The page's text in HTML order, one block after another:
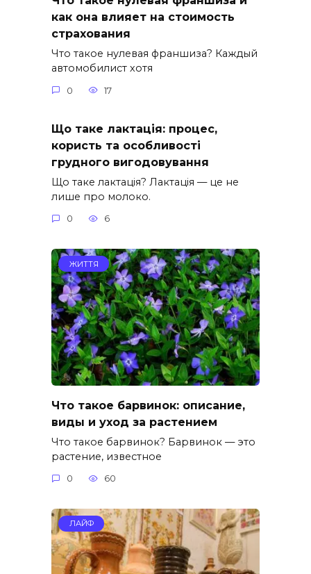
как она влияет на стоимость
страхования
Что такое нулевая франшиза? Каждый
автомобилист хотя
0 17
Що таке лактація: процес,
користь та особливості
грудного вигодовування
Що таке лактація? Лактація — це не
лише про молоко.
0 6
ЖИТТЯ
Что такое барвинок: описание,
виды и уход за растением
Что такое барвинок? Барвинок — это
растение, известное
0 60
ЛАЙФ